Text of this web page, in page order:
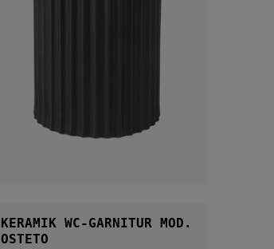
KERAMIK WC-GARNITUR MOD.
OSTETO